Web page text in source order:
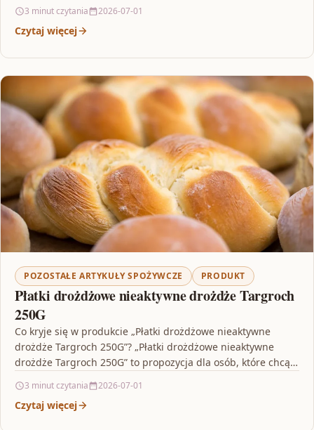
3 minut czytania 2026-07-01
Czytaj więcej
POZOSTAŁE ARTYKUŁY SPOŻYWCZE PRODUKT
Płatki drożdżowe nieaktywne drożdże Targroch
250G
Co kryje się w produkcie „Płatki drożdżowe nieaktywne
drożdże Targroch 250G”? „Płatki drożdżowe nieaktywne
drożdże Targroch 250G” to propozycja dla osób, które chcą
3 minut czytania 2026-07-01
Czytaj więcej